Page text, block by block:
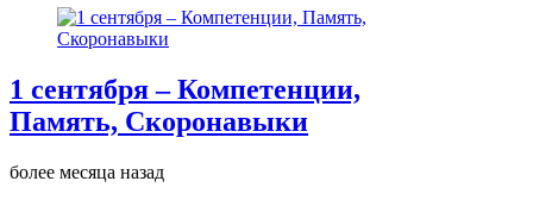
1 сентября – Компетенции,
Память, Скоронавыки
более месяца назад